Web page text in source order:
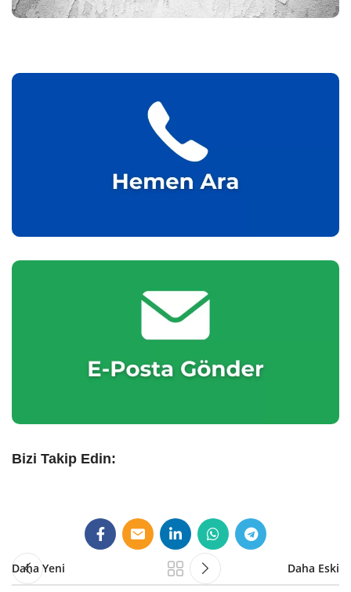
Bizi Takip Edin:
Daha Yeni Daha Eski